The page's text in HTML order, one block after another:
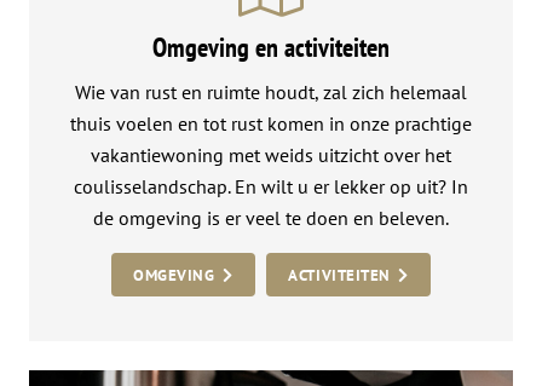
Omgeving en activiteiten
Wie van rust en ruimte houdt, zal zich helemaal
thuis voelen en tot rust komen in onze prachtige
vakantiewoning met weids uitzicht over het
coulisselandschap. En wilt u er lekker op uit? In
de omgeving is er veel te doen en beleven.
OMGEVING ACTIVITEITEN